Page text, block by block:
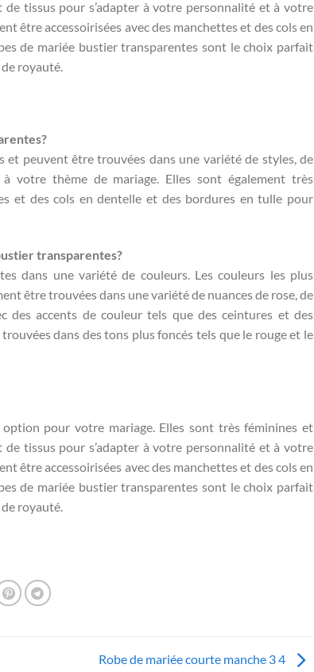
tissus pour s’adapter à votre personnalité et à votre
être accessoirisées avec des manchettes et des cols en
de mariée bustier transparentes sont le choix parfait
royauté.
peuvent être trouvées dans une variété de styles, de
votre thème de mariage. Elles sont également très
et des cols en dentelle et des bordures en tulle pour
transparentes?
dans une variété de couleurs. Les couleurs les plus
être trouvées dans une variété de nuances de rose, de
des accents de couleur tels que des ceintures et des
dans des tons plus foncés tels que le rouge et le
pour votre mariage. Elles sont très féminines et
tissus pour s’adapter à votre personnalité et à votre
être accessoirisées avec des manchettes et des cols en
de mariée bustier transparentes sont le choix parfait
royauté.
Robe de mariée courte manche 3 4